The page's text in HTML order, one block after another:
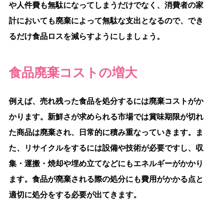
や人件費も無駄になってしまうだけでなく、消費者の家
計においても廃棄によって無駄な支出となるので、でき
るだけ食品ロスを減らすようにしましょう。
食品廃棄コストの増大
例えば、売れ残った食品を処分するには廃棄コストがか
かります。新鮮さが求められる市場では賞味期限が切れ
た商品は廃棄され、日常的に積み重なっていきます。ま
た、リサイクルをするには設備や技術が必要ですし、収
集・運搬・焼却や埋め立てなどにもエネルギーがかかり
ます。食品が廃棄される際の処分にも費用がかかる点と
適切に処分をする必要が出てきます。